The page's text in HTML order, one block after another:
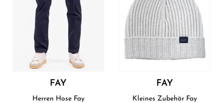
FAY
Herren Hose Fay
FAY
Kleines Zubehör Fay